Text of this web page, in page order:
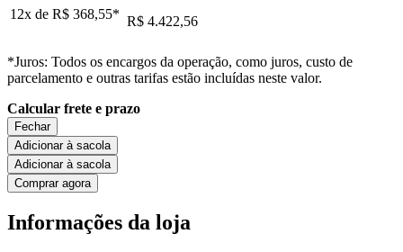
12x de R$ 368,55* R$ 4.422,56
*Juros: Todos os encargos da operação, como juros, custo de
parcelamento e outras tarifas estão incluídas neste valor.
Calcular frete e prazo
Fechar
Adicionar à sacola
Adicionar à sacola
Comprar agora
Informações da loja